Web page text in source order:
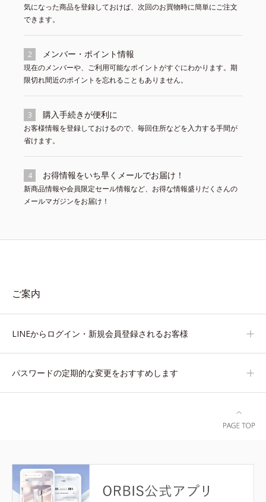
気になった商品を登録しておけば、次回のお買物時に簡単にご注文
できます。
2 メンバー・ポイント情報
現在のメンバーや、ご利用可能なポイントがすぐにわかります。期
限切れ間近のポイントを忘れることもありません。
3 購入手続きが便利に
お客様情報を登録しておけるので、毎回住所などを入力する手間が
省けます。
4 お得情報をいち早くメールでお届け！
新商品情報や会員限定セール情報など、お得な情報盛りだくさんの
メールマガジンをお届け！
ご案内
LINEからログイン・新規会員登録されるお客様
パスワードの定期的な変更をおすすめします